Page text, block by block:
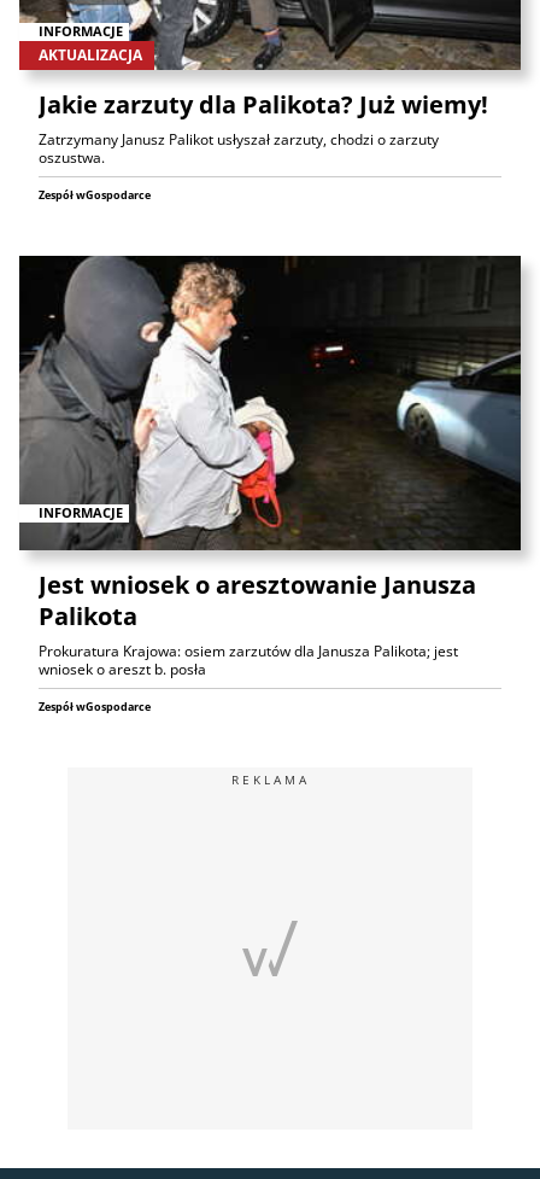
INFORMACJE
AKTUALIZACJA
Jakie zarzuty dla Palikota? Już wiemy!
Zatrzymany Janusz Palikot usłyszał zarzuty, chodzi o zarzuty
oszustwa.
Zespół wGospodarce
INFORMACJE
Jest wniosek o aresztowanie Janusza
Palikota
Prokuratura Krajowa: osiem zarzutów dla Janusza Palikota; jest
wniosek o areszt b. posła
Zespół wGospodarce
REKLAMA